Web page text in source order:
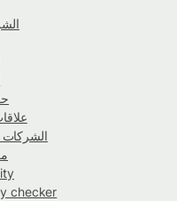
الشركات
checker